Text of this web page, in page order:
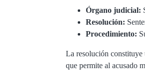
Órgano judicial:
Resolución:
Procedimiento:
La resolución constituye
que permite al acusado